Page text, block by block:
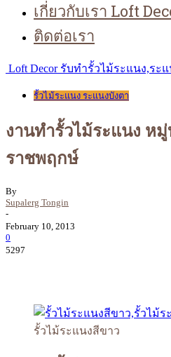
เกี่ยวกับเรา Loft
ติดต่อเรา
Loft Decor รับทำรั้วไม้ระแนง,ระแ
รั้วไม้ระแนง ระแนงบังตา
งานทำรั้วไม้ระแนง ห
ราชพฤกษ์
By
Supalerg Tongin
-
February 10, 2013
0
5297
รั้วไม้ระแนงสีขาว